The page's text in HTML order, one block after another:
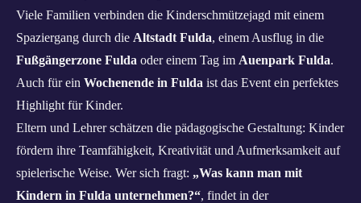
Viele Familien verbinden die Kinderschmützejagd mit einem
Spaziergang durch die Altstadt Fulda, einem Ausflug in die
Fußgängerzone Fulda oder einem Tag im Auenpark Fulda.
Auch für ein Wochenende in Fulda ist das Event ein perfektes
Highlight für Kinder.
Eltern und Lehrer schätzen die pädagogische Gestaltung: Kinder
fördern ihre Teamfähigkeit, Kreativität und Aufmerksamkeit auf
spielerische Weise. Wer sich fragt: „Was kann man mit
Kindern in Fulda unternehmen?“, findet in der